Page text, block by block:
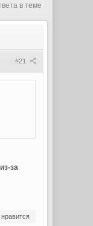
в теме
#21
за